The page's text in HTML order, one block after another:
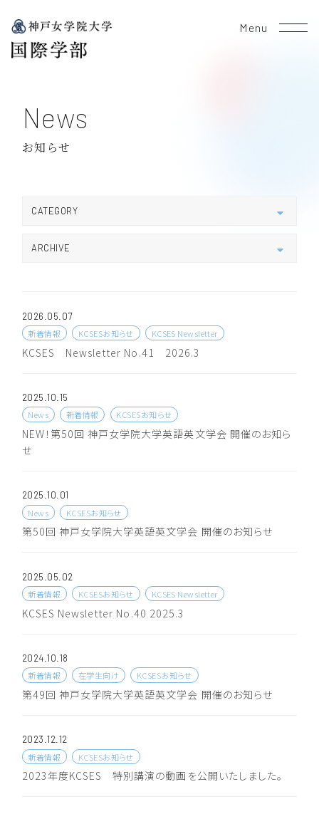
Menu
News
お知らせ
CATEGORY
KCSES Newsletter
ARCHIVE
2024
2023
2020
2019
2026.05.07
新着情報
KCSESお知らせ KCSES Newsletter
KCSES Newsletter No.41 2026.3
2025.10.15
News
新着情報 KCSESお知らせ
NEW！第50回 神戸女学院大学英語英文学会 開催のお知ら
せ
2025.10.01
News
KCSESお知らせ
第50回 神戸女学院大学英語英文学会 開催のお知らせ
2025.05.02
新着情報
KCSESお知らせ KCSES Newsletter
KCSES Newsletter No.40 2025.3
2024.10.18
新着情報
在学生向け KCSESお知らせ
第49回 神戸女学院大学英語英文学会 開催のお知らせ
2023.12.12
新着情報
KCSESお知らせ
2023年度KCSES 特別講演の動画を公開いたしました。